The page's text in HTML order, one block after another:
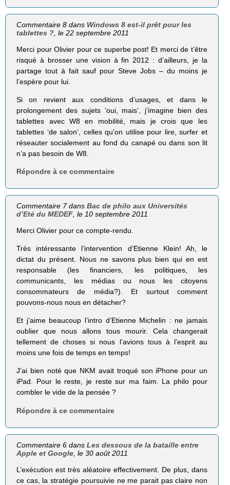
Commentaire 8 dans Windows 8 est-il prêt pour les
tablettes ? , le 22 septembre 2011
Merci pour Olivier pour ce superbe post! Et merci de t’être
risqué à brosser une vision à fin 2012 : d’ailleurs, je la
partage tout à fait sauf pour Steve Jobs – du moins je
l’espère pour lui.
Si on revient aux conditions d’usages, et dans le
prolongement des sujets ‘oui, mais’, j’imagine bien des
tablettes avec W8 en mobilité, mais je crois que les
tablettes ‘de salon’, celles qu’on utilise pour lire, surfer et
réseauter socialement au fond du canapé ou dans son lit
n’a pas besoin de W8.
Répondre à ce commentaire
Commentaire 7 dansBac de philo aux Universités
d’Eté du MEDEF , le 10 septembre 2011
Merci Olivier pour ce compte-rendu.
Très intéressante l’intervention d’Etienne Klein! Ah, le
dictat du présent. Nous ne savons plus bien qui en est
responsable (les financiers, les politiques, les
communicants, les médias ou nous les citoyens
consommateurs de média?). Et surtout comment
pouvons-nous nous en détacher?
Et j’aime beaucoup l’intro d’Etienne Miche­lin : ne jamais
oublier que nous allons tous mourir. Cela changerait
tellement de choses si nous l’avions tous à l’esprit au
moins une fois de temps en temps!
J’ai bien noté que NKM avait troqué son iPhone pour un
iPad. Pour le reste, je reste sur ma faim. La philo pour
combler le vide de la pensée ?
Répondre à ce commentaire
Commentaire 6 dansLes dessous de la bataille entre
Apple et Google , le 30 août 2011
L’exécution est très aléatoire effectivement. De plus, dans
ce cas, la stratégie poursuivie ne me parait pas claire non